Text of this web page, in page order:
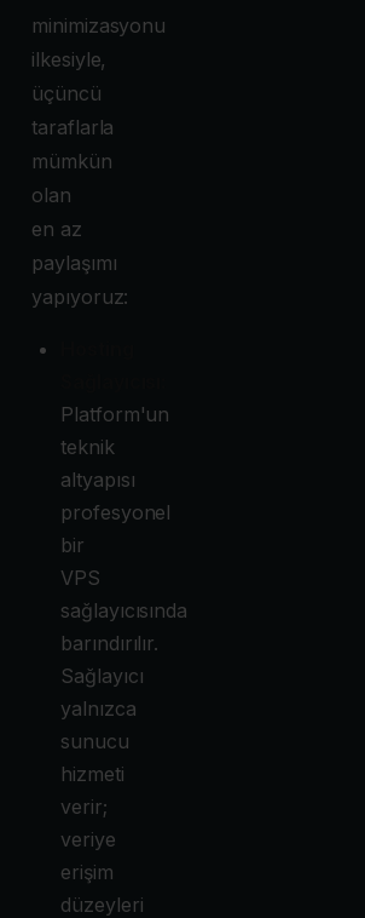
minimizasyonu
ilkesiyle,
üçüncü
taraflarla
mümkün
olan
en az
paylaşımı
yapıyoruz:
Platform'un
teknik
altyapısı
profesyonel
bir
VPS
sağlayıcısında
barındırılır.
Sağlayıcı
yalnızca
sunucu
hizmeti
verir;
veriye
erişim
düzeyleri